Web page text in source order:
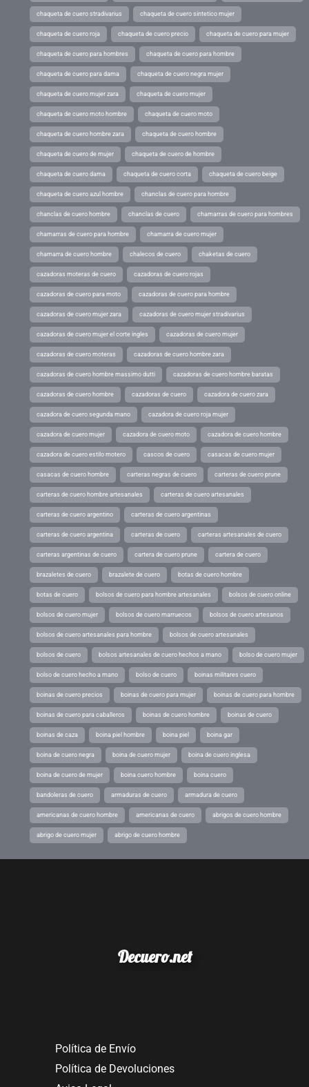
chaqueta de cuero stradivarius chaqueta de cuero sintetico mujer
chaqueta de cuero roja chaqueta de cuero precio chaqueta de cuero para mujer
chaqueta de cuero para hombres chaqueta de cuero para hombre
chaqueta de cuero para dama chaqueta de cuero negra mujer
chaqueta de cuero mujer zara chaqueta de cuero mujer
chaqueta de cuero moto hombre chaqueta de cuero moto
chaqueta de cuero hombre zara chaqueta de cuero hombre
chaqueta de cuero de mujer chaqueta de cuero de hombre
chaqueta de cuero dama chaqueta de cuero corta chaqueta de cuero beige
chaqueta de cuero azul hombre chanclas de cuero para hombre
chanclas de cuero hombre chanclas de cuero chamarras de cuero para hombres
chamarras de cuero para hombre chamarra de cuero mujer
chamarra de cuero hombre chalecos de cuero chaketas de cuero
cazadoras moteras de cuero cazadoras de cuero rojas
cazadoras de cuero para moto cazadoras de cuero para hombre
cazadoras de cuero mujer zara cazadoras de cuero mujer stradivarius
cazadoras de cuero mujer el corte ingles cazadoras de cuero mujer
cazadoras de cuero moteras cazadoras de cuero hombre zara
cazadoras de cuero hombre massimo dutti cazadoras de cuero hombre baratas
cazadoras de cuero hombre cazadoras de cuero cazadora de cuero zara
cazadora de cuero segunda mano cazadora de cuero roja mujer
cazadora de cuero mujer cazadora de cuero moto cazadora de cuero hombre
cazadora de cuero estilo motero cascos de cuero casacas de cuero mujer
casacas de cuero hombre carteras negras de cuero carteras de cuero prune
carteras de cuero hombre artesanales carteras de cuero artesanales
carteras de cuero argentino carteras de cuero argentinas
carteras de cuero argentina carteras de cuero carteras artesanales de cuero
carteras argentinas de cuero cartera de cuero prune cartera de cuero
brazaletes de cuero brazalete de cuero botas de cuero hombre
botas de cuero bolsos de cuero para hombre artesanales bolsos de cuero online
bolsos de cuero mujer bolsos de cuero marruecos bolsos de cuero artesanos
bolsos de cuero artesanales para hombre bolsos de cuero artesanales
bolsos de cuero bolsos artesanales de cuero hechos a mano bolso de cuero mujer
bolso de cuero hecho a mano bolso de cuero boinas militares cuero
boinas de cuero precios boinas de cuero para mujer boinas de cuero para hombre
boinas de cuero para caballeros boinas de cuero hombre boinas de cuero
boinas de caza boina piel hombre boina piel boina gar
boina de cuero negra boina de cuero mujer boina de cuero inglesa
boina de cuero de mujer boina cuero hombre boina cuero
bandoleras de cuero armaduras de cuero armadura de cuero
americanas de cuero hombre americanas de cuero abrigos de cuero hombre
abrigo de cuero mujer abrigo de cuero hombre
Decuero.net
Política de Envío
Política de Devoluciones